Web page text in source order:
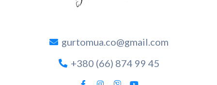
gurtomua.co@gmail.com
+380 (66) 874 99 45